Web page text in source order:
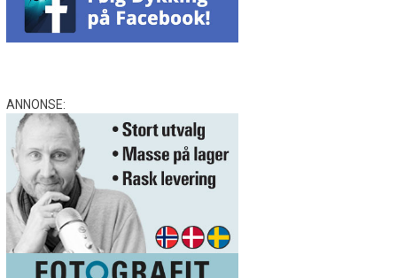
ANNONSE: